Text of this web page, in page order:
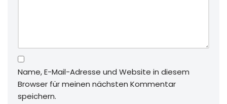
Name, E-Mail-Adresse und Website in diesem
Browser für meinen nächsten Kommentar
speichern.